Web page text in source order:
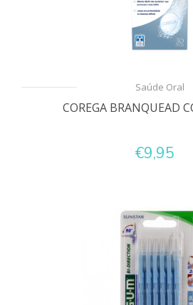
Saúde Oral
COREGA BRANQUEAD
€9,95